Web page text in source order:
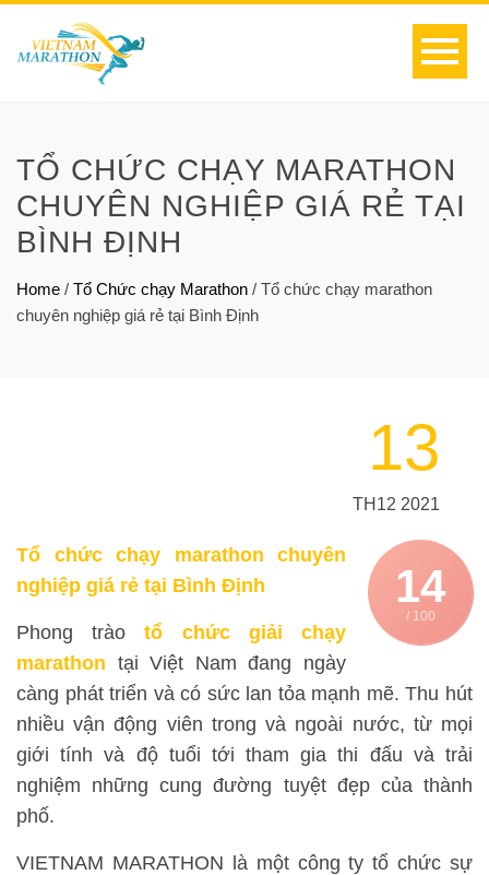
TỔ CHỨC CHẠY MARATHON
CHUYÊN NGHIỆP GIÁ RẺ TẠI
BÌNH ĐỊNH
Home / Tổ Chức chạy Marathon / Tổ chức chạy marathon
chuyên nghiệp giá rẻ tại Bình Định
13
TH12 2021
14
/ 100
Tổ chức chạy marathon chuyên
nghiệp giá rẻ tại Bình Định
Phong tràotổ chức giải chạy
marathon tại Việt Nam đang ngày
càng phát triển và có sức lan tỏa mạnh mẽ. Thu hút
nhiều vận động viên trong và ngoài nước, từ mọi
giới tính và độ tuổi tới tham gia thi đấu và trải
nghiệm những cung đường tuyệt đẹp của thành
phố.
VIETNAM MARATHON là một công ty tổ chức sự